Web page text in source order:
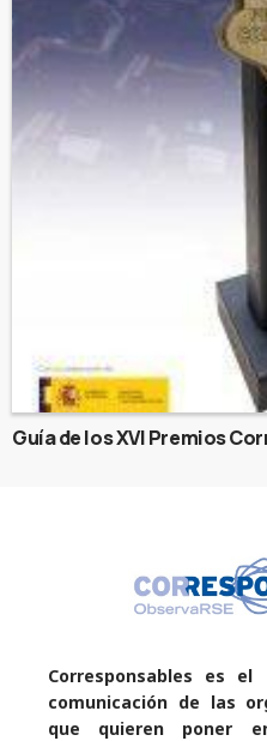
Guía de los XVI Premios
Corresponsables es
comunicación de las
que quieren poner